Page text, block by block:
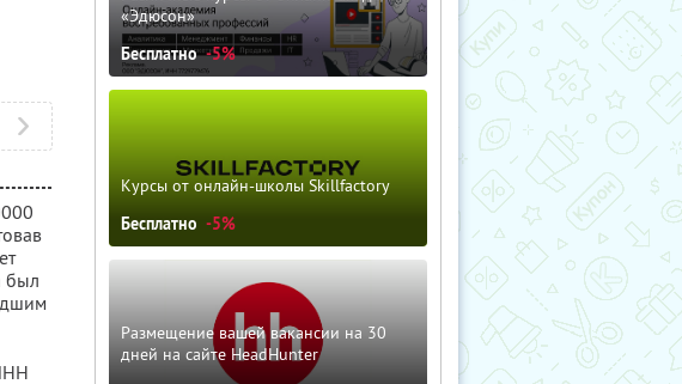
был
«Эдюсон»
Бесплатно -5%
Курсы от онлайн-школы Skillfactory
Бесплатно -5%
Размещение вашей вакансии на 30
дней на сайте HeadHunter